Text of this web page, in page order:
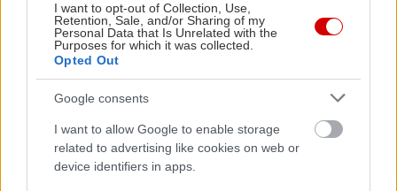
I want to opt-out of Collection, Use,
Retention, Sale, and/or Sharing of my
Personal Data that Is Unrelated with the
Purposes for which it was collected.
Opted Out
Google consents
I want to allow Google to enable storage
related to advertising like cookies on web or
device identifiers in apps.
Δείτε ακόμη